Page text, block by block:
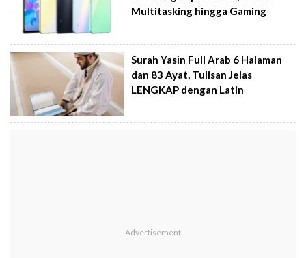
Multitasking hingga Gaming
Surah Yasin Full Arab 6 Halaman
dan 83 Ayat, Tulisan Jelas
LENGKAP dengan Latin